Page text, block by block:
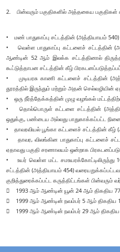
2. பின்வரும் பகுதிகளில் அத்தகைய
• மண் பாதுகாப்பு சட்டத்தின் (அத்தியாயம் 540)
• வெள்ள பாதுகாப்பு கட்டளைச் சட்டத்தின்
ஆண்டின் 52 ஆம் இலக்க சட்டத்தினால்
கூட்டுத்தாபன சட்டத்தின் கீழ்
• முடியரசு காணி கட்டளைச் சட்டத்தின்
தூரத்தில் இருந்தும் மற்றும் அதன் செல்வழியின்
• ஒரு நீர்த்தேக்கத்தின் முழு வழங்கல்
• தொல்பொருள் கட்டளை சட்டத்தின்
ஒதுக்கு, பண்டைய அல்லது பாதுகாக்கப்பட்ட
• தாவரவியல் பூங்கா கட்டளைச் சட்டத்தின் கீழ்
• தாவர, விலங்கின பாதுகாப்பு கட்டளைச்
ஏதாவது பகுதி சரணாலயம் ஒன்றாக
• உயர் வெள்ள மட்ட சமஉயரக்கோட்டிலிருந்து
சட்டத்தின் (அத்தியாயம் 454)
குறித்துரைக்கப்பட்ட கருத்திட்டங்கள்
 1993 ஆம் ஆண்டின் யூன் 24 ஆம் திகதிய
 1999 ஆம் ஆண்டின் நவம்பர் 5 ஆம் திகதிய
 1999 ஆம் ஆண்டின் நவம்பர் 29 ஆம் திகதிய